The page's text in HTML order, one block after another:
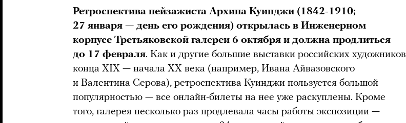
Ретроспектива пейзажиста Архипа Куинджи (1842-1910;
27 января — день его рождения) открылась в Инженерном
корпусе Третьяковской галереи 6 октября и должна продлиться
до 17 февраля. Как и другие большие выставки российских художников
конца XIX — начала XX века (например, Ивана Айвазовского
и Валентина Серова), ретроспектива Куинджи пользуется большой
популярностью — все онлайн-билеты на нее уже раскуплены. Кроме
того, галерея несколько раз продлевала часы работы экспозиции —